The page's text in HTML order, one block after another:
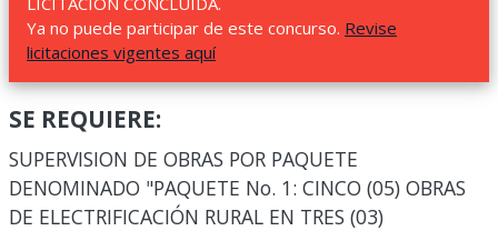
Ya no puede participar de este concurso. Revise
licitaciones vigentes aquí
SE REQUIERE:
SUPERVISION DE OBRAS POR PAQUETE
DENOMINADO "PAQUETE No. 1: CINCO (05) OBRAS
DE ELECTRIFICACIÓN RURAL EN TRES (03)